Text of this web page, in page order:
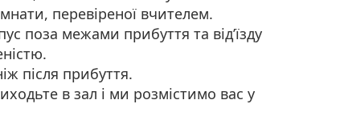
перевіреної вчителем.
поза межами прибуття та від’їзду
після прибуття.
в зал і ми розмістимо вас у